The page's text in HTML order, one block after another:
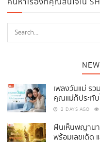
ค้นหาเรื่องที่คุณสนใจใน
เพลงวันแม่ รว
คุณแม่ก็ประทับ
2 DAYS AGO
ฝันเห็นพญานา
พร้อมเลขเด็ด